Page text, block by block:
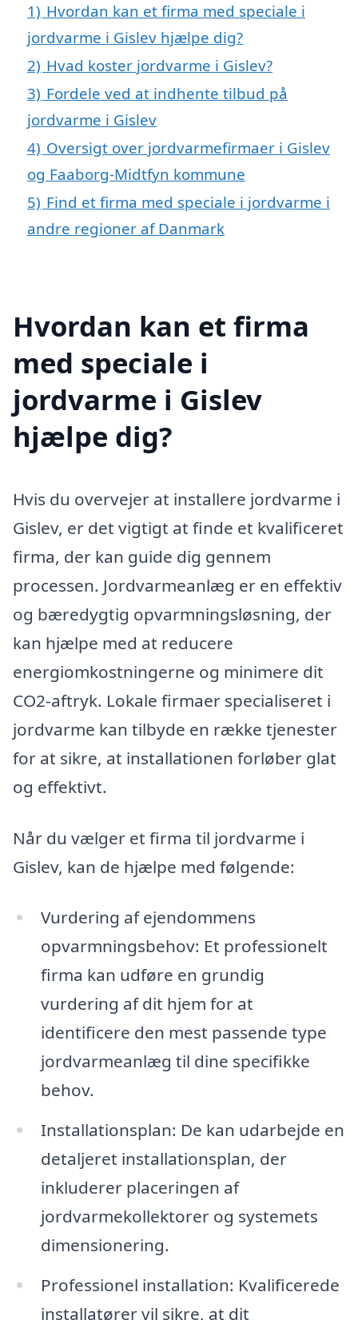
1) Hvordan kan et firma med speciale i
jordvarme i Gislev hjælpe dig?
2) Hvad koster jordvarme i Gislev?
3) Fordele ved at indhente tilbud på
jordvarme i Gislev
4) Oversigt over jordvarmefirmaer i Gislev
og Faaborg-Midtfyn kommune
5) Find et firma med speciale i jordvarme i
andre regioner af Danmark
Hvordan kan et firma
med speciale i
jordvarme i Gislev
hjælpe dig?
Hvis du overvejer at installere jordvarme i
Gislev, er det vigtigt at finde et kvalificeret
firma, der kan guide dig gennem
processen. Jordvarmeanlæg er en effektiv
og bæredygtig opvarmningsløsning, der
kan hjælpe med at reducere
energiomkostningerne og minimere dit
CO2-aftryk. Lokale firmaer specialiseret i
jordvarme kan tilbyde en række tjenester
for at sikre, at installationen forløber glat
og effektivt.
Når du vælger et firma til jordvarme i
Gislev, kan de hjælpe med følgende:
Vurdering af ejendommens
opvarmningsbehov: Et professionelt
firma kan udføre en grundig
vurdering af dit hjem for at
identificere den mest passende type
jordvarmeanlæg til dine specifikke
behov.
Installationsplan: De kan udarbejde en
detaljeret installationsplan, der
inkluderer placeringen af
jordvarmekollektorer og systemets
dimensionering.
Professionel installation: Kvalificerede
installatører vil sikre, at dit